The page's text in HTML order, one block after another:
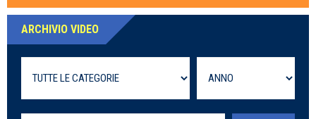
ARCHIVIO VIDEO